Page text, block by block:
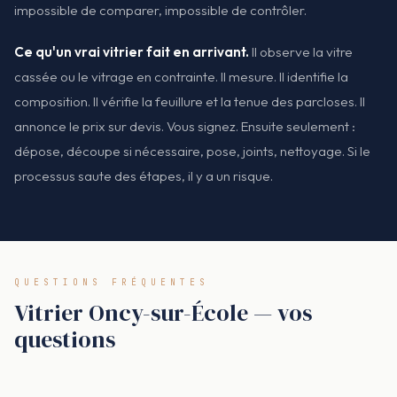
impossible de comparer, impossible de contrôler.
Ce qu'un vrai vitrier fait en arrivant. Il observe la vitre
cassée ou le vitrage en contrainte. Il mesure. Il identifie la
composition. Il vérifie la feuillure et la tenue des parcloses. Il
annonce le prix sur devis. Vous signez. Ensuite seulement :
dépose, découpe si nécessaire, pose, joints, nettoyage. Si le
processus saute des étapes, il y a un risque.
QUESTIONS FRÉQUENTES
Vitrier Oncy-sur-École — vos
questions